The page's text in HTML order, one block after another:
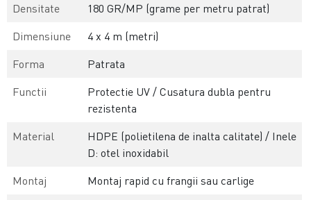
Densitate
180 GR/MP (grame per metru patrat)
Dimensiune
4 x 4 m (metri)
Forma
Patrata
Functii
Protectie UV / Cusatura dubla pentru
rezistenta
Material
HDPE (polietilena de inalta calitate) / Inele
D: otel inoxidabil
Montaj
Montaj rapid cu frangii sau carlige